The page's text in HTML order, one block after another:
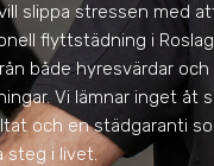
slippa stressen med
flyttstädning i
både hyresvärdar och
Vi lämnar inget åt
och en städgaranti
steg i livet.